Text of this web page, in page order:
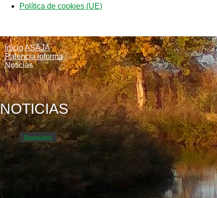
Política de cookies (UE)
InicioASAJA
Palencia informa
Noticias
NOTICIAS
Destacados